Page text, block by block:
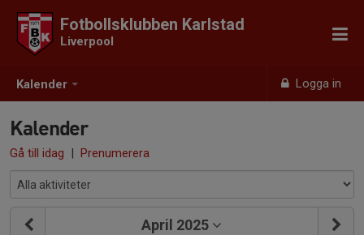
Kalender Logga in
Fotbollsklubben Karlstad
Liverpool
Kalender
Gå till idag | Prenumerera
April 2025